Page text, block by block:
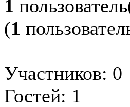
1
(1
Участников: 0
Гостей: 1